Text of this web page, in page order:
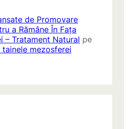
de Promovare
a Rămâne În Fața
– Tratament Natural pe
tainele mezosferei